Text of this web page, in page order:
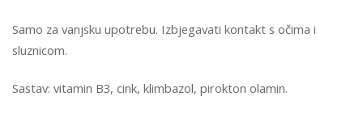
Samo za vanjsku upotrebu. Izbjegavati kontakt s očima i
sluznicom.
Sastav: vitamin B3, cink, klimbazol, pirokton olamin.